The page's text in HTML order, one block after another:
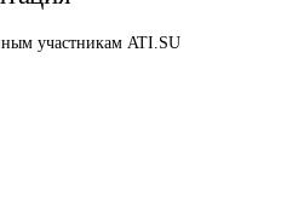
участникам ATI.SU